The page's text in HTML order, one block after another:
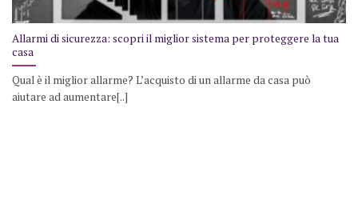
Allarmi di sicurezza: scopri il miglior sistema per proteggere la tua
casa
Qual è il miglior allarme? L’acquisto di un allarme da casa può
aiutare ad aumentare[..]